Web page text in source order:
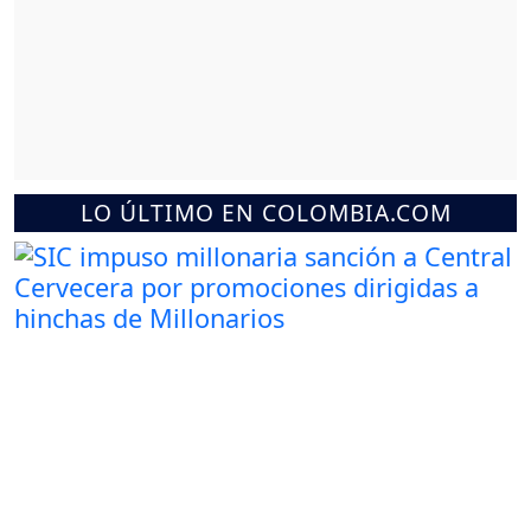
LO ÚLTIMO EN COLOMBIA.COM